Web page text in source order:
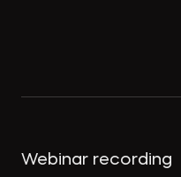
Webinar recording